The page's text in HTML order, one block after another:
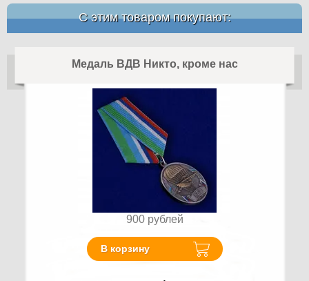
С этим товаром покупают:
Медаль ВДВ Никто, кроме нас
900 рублей
В корзину